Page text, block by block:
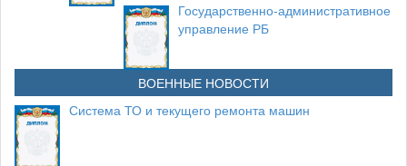
Государственно-административное
управление РБ
ВОЕННЫЕ НОВОСТИ
Система ТО и текущего ремонта машин